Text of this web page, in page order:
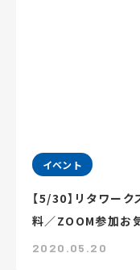
イベント
【5/30】リタワー
料／ZOOM参加お
2020.05.20